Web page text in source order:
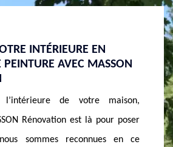
AVEC MASSON
dans la ville de Perrignier
compétences en pose de peinture.
professionnels, nous sommes